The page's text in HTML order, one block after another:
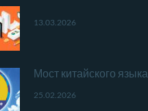
13.03.2026
Мост китайского языка
25.02.2026